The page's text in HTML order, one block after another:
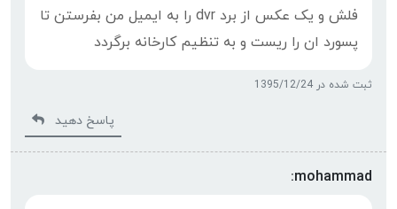
فلش و یک عکس از برد dvr را به ایمیل من بفرستن تا
پسورد ان را ریست و به تنظیم کارخانه برگردد
ثبت شده در 1395/12/24
پاسخ دهید
mohammad: